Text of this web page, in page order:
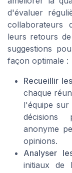
d'évaluer
collaborateurs
leurs retours
suggestions
façon optimale :
Recueillir
chaque
l'équipe
décisions
anonyme
opinions.
Analyser
initiaux de